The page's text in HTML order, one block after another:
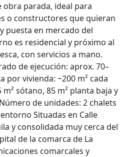
obra parada, ideal para
o constructores que quieran
puesta en mercado del
es residencial y próximo al
con servicios a mano.
de ejecución: aprox. 70–
por vivienda: ~200 m² cada
sótano, 85 m² planta baja y
de unidades: 2 chalets
Situadas en Calle
y consolidada muy cerca del
de la comarca de La
comarcales y